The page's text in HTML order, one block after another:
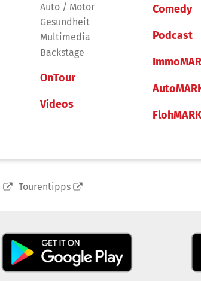
Auto / Motor
Gesundheit
Multimedia
Backstage
OnTour
Videos
Comedy
Podcast
Tourentipps